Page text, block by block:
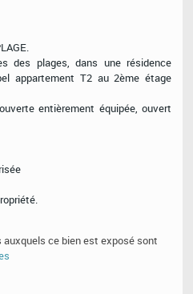
des plages, dans une résidence
appartement T2 au 2ème étage
entièrement équipée, ouvert
ce bien est exposé sont